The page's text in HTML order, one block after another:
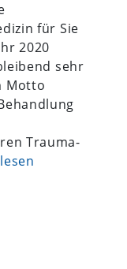
für Sie
2020
sehr
Motto
Trauma-